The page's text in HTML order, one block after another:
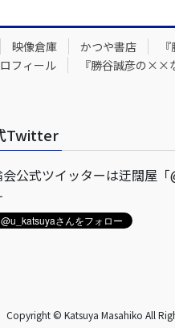
映像倉庫 かつや書店
フィール 『勝谷誠彦の××
Twitter
公式ツイッターは迂闊屋「
Copyright © Katsuya Masahiko All